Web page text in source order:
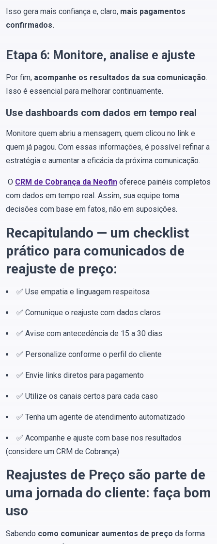
Isso gera mais confiança e, claro, mais pagamentos
confirmados.
Etapa 6: Monitore, analise e ajuste
Por fim, acompanhe os resultados da sua comunicação.
Isso é essencial para melhorar continuamente.
Use dashboards com dados em tempo real
Monitore quem abriu a mensagem, quem clicou no link e
quem já pagou. Com essas informações, é possível refinar a
estratégia e aumentar a eficácia da próxima comunicação.
O CRM de Cobrança da Neofin oferece painéis completos
com dados em tempo real. Assim, sua equipe toma
decisões com base em fatos, não em suposições.
Recapitulando — um checklist
prático para comunicados de
reajuste de preço:
✅ Use empatia e linguagem respeitosa
✅ Comunique o reajuste com dados claros
✅ Avise com antecedência de 15 a 30 dias
✅ Personalize conforme o perfil do cliente
✅ Envie links diretos para pagamento
✅ Utilize os canais certos para cada caso
✅ Tenha um agente de atendimento automatizado
✅ Acompanhe e ajuste com base nos resultados
(considere um CRM de Cobrança)
Reajustes de Preço são parte de
uma jornada do cliente: faça bom
uso
Sabendo como comunicar aumentos de preço da forma